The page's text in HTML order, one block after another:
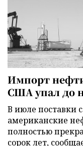
Импорт
США упал до
В июле поставки
американские
полностью
сорок лет,